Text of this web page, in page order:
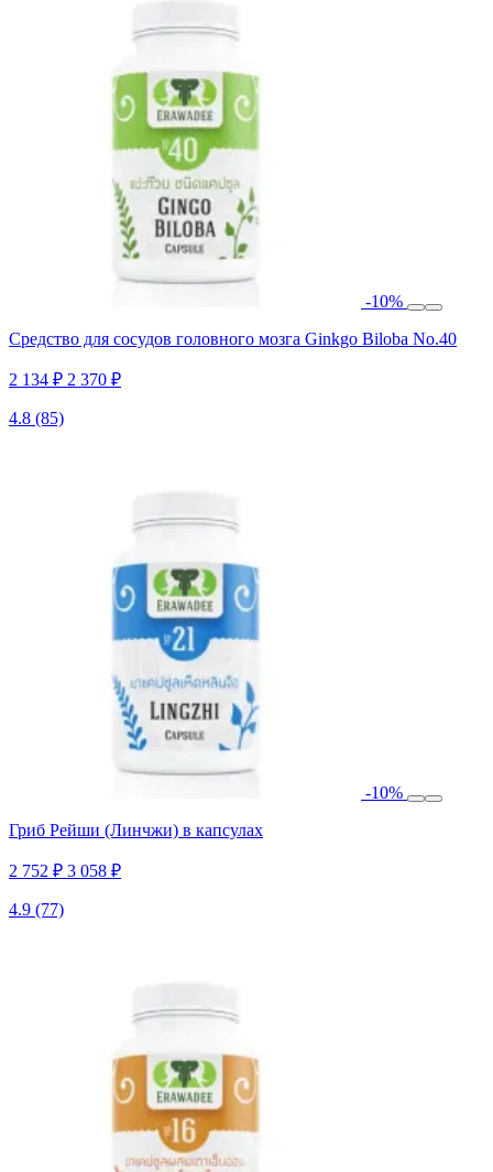
-10%
Средство для сосудов головного мозга Ginkgo Biloba No.40
2 134 ₽ 2 370 ₽
4.8 (85)
-10%
Гриб Рейши (Линчжи) в капсулах
2 752 ₽ 3 058 ₽
4.9 (77)